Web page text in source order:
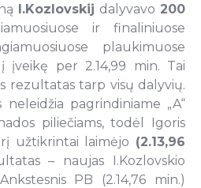
I.Kozlovskij dalyvavo 200
ir finaliniuose
plaukimuose
per 2.14,99 min. Tai
rezultatas tarp visų dalyvių.
pagrindiniame „A“
piliečiams, todėl Igoris
užtikrintai laimėjo (2.13,96
– naujas I.Kozlovskio
PB (2.14,76 min.)